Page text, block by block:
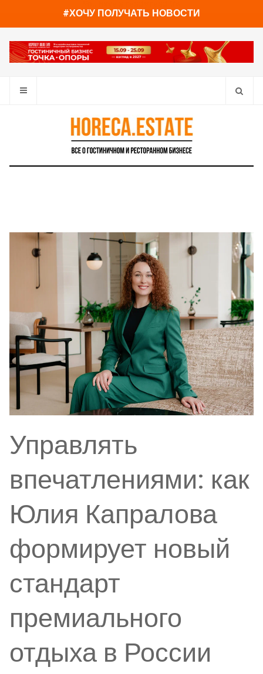
#ХОЧУ ПОЛУЧАТЬ НОВОСТИ
Управлять
впечатлениями: как
Юлия Капралова
формирует новый
стандарт
премиального
отдыха в России